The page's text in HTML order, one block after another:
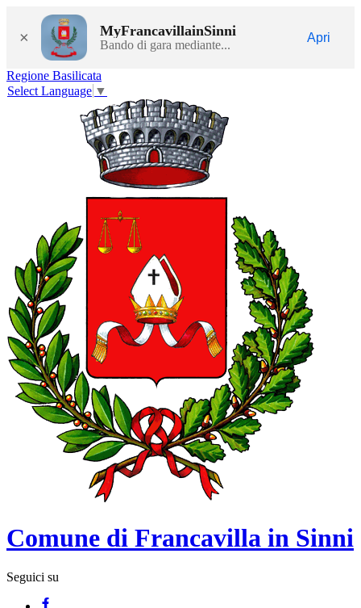
× MyFrancavillainSinni
Bando di gara mediante...
Apri
Regione Basilicata
Select Language ▼
Comune di Francavilla in Sinni
Seguici su